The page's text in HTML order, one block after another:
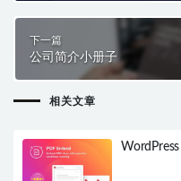
下一篇
公司简介小册子
相关文章